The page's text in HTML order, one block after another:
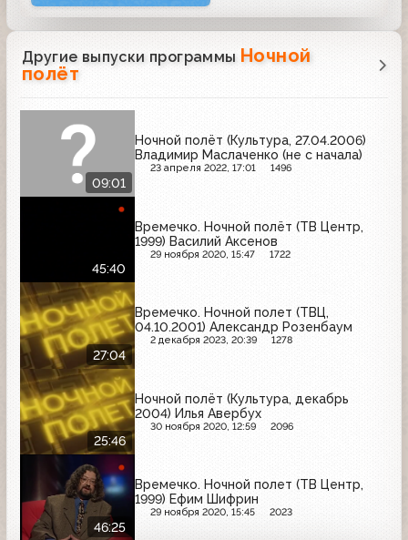
Другие выпуски программы Ночной
полёт
09:01
Ночной полёт (Культура, 27.04.2006)
Владимир Маслаченко (не с начала)
23 апреля 2022, 17:01 1496
45:40
Времечко. Ночной полёт (ТВ Центр,
1999) Василий Аксенов
29 ноября 2020, 15:47 1722
27:04
Времечко. Ночной полет (ТВЦ,
04.10.2001) Александр Розенбаум
2 декабря 2023, 20:39 1278
25:46
Ночной полёт (Культура, декабрь
2004) Илья Авербух
30 ноября 2020, 12:59 2096
46:25
Времечко. Ночной полет (ТВ Центр,
1999) Ефим Шифрин
29 ноября 2020, 15:45 2023